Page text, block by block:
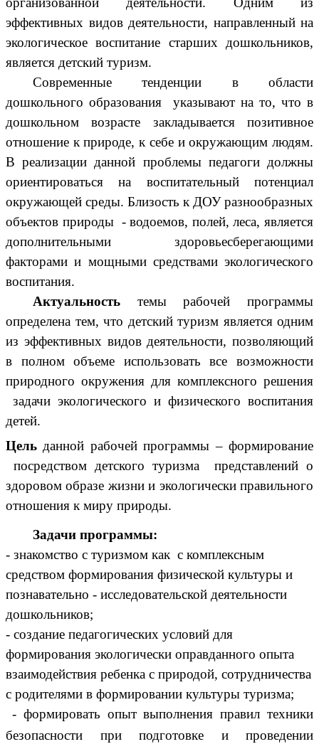
эффективных видов деятельности, направленный на
экологическое воспитание старших дошкольников,
является детский туризм.
Современные тенденции в области
дошкольного образования указывают на то, что в
дошкольном возрасте закладывается позитивное
отношение к природе, к себе и окружающим людям.
В реализации данной проблемы педагоги должны
ориентироваться на воспитательный потенциал
окружающей среды. Близость к ДОУ разнообразных
объектов природы - водоемов, полей, леса, является
дополнительными здоровьесберегающими
факторами и мощными средствами экологического
воспитания.
Актуальностьтемы рабочей программы
определена тем, что детский туризм является одним
из эффективных видов деятельности, позволяющий
в полном объеме использовать все возможности
природного окружения для комплексного решения
задачи экологического и физического воспитания
детей.
Цель данной рабочей программы – формирование
посредством детского туризма представлений о
здоровом образе жизни и экологически правильного
отношения к миру природы.
Задачи программы:
- знакомство с туризмом как с комплексным
средством формирования физической культуры и
познавательно - исследовательской деятельности
дошкольников;
- создание педагогических условий для
формирования экологически оправданного опыта
взаимодействия ребенка с природой, сотрудничества
с родителями в формировании культуры туризма;
- формировать опыт выполнения правил техники
безопасности при подготовке и проведении